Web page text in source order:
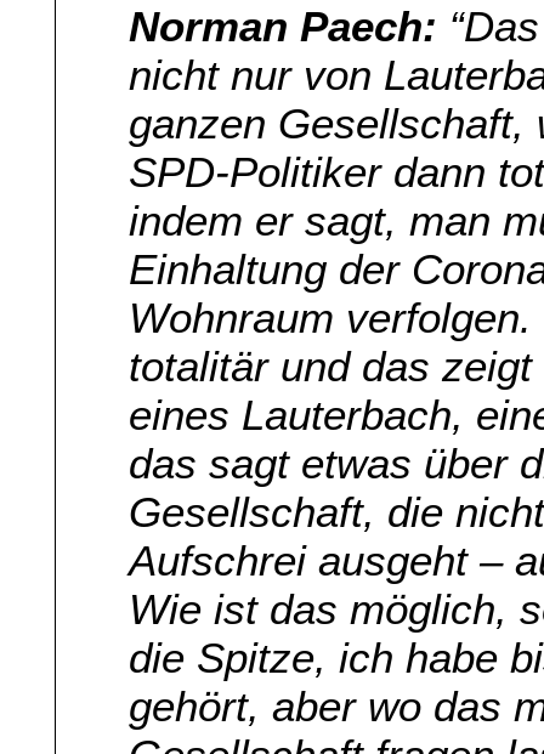
Norman Paech:
nicht nur von
ganzen
SPD-Politiker dann
indem er sagt, man
Einhaltung der
Wohnraum
totalitär und das
eines Lauterbach,
das sagt etwas über
Gesellschaft, die
Aufschrei ausgeht –
Wie ist das möglich,
die Spitze, ich habe
gehört, aber wo das